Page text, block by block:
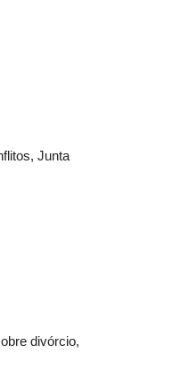
Junta
divórcio,